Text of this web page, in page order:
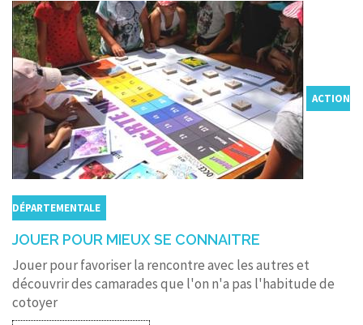
ACTION
DÉPARTEMENTALE
JOUER POUR MIEUX SE CONNAITRE
Jouer pour favoriser la rencontre avec les autres et
découvrir des camarades que l'on n'a pas l'habitude de
cotoyer